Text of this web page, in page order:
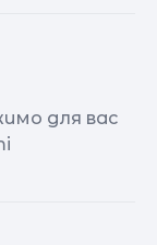
для вас